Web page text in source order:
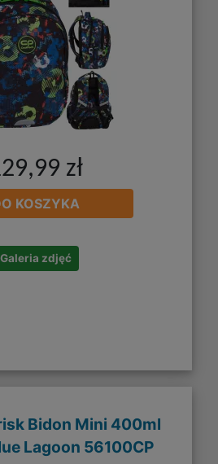
zł
KOSZYKA
Galeria zdjęć
Bidon Mini 400ml
Lagoon 56100CP